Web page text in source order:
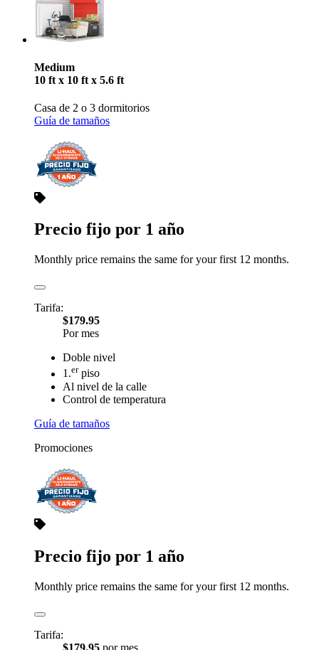
Medium
10 ft x 10 ft x 5.6 ft
Casa de 2 o 3 dormitorios
Guía de tamaños
Precio fijo por 1 año
Monthly price remains the same for your first 12 months.
Tarifa:
$179.95
Por mes
Doble nivel
1.erpiso
Al nivel de la calle
Control de temperatura
Guía de tamaños
Promociones
Precio fijo por 1 año
Monthly price remains the same for your first 12 months.
Tarifa:
$179.95 por mes